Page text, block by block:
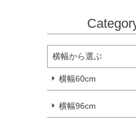
横幅から選ぶ
横幅60cm
横幅96cm